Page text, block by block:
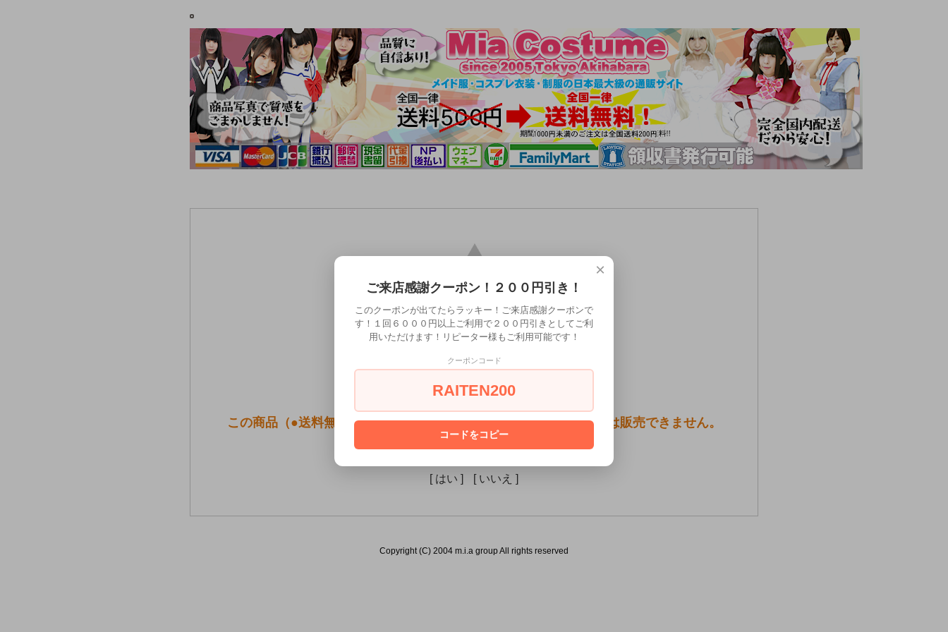
この商品（●送料無料●ア○ルのにおい ブルマ）は18歳未満の方には販売できません。
[ はい ]
[ いいえ ]
Copyright (C) 2004 m.i.a group All rights reserved
×
ご来店感謝クーポン！２００円引き！
このクーポンが出てたらラッキー！ご来店感謝クーポンで
す！１回６０００円以上ご利用で２００円引きとしてご利
用いただけます！リピーター様もご利用可能です！
クーポンコード
RAITEN200
コードをコピー